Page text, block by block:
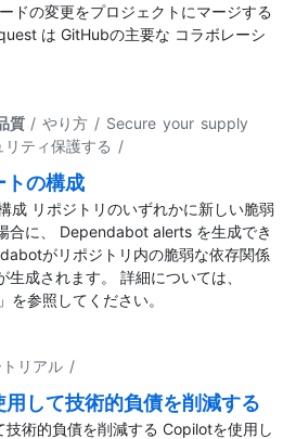
ドの変更をプロジェクトにマージする
は GitHubの主要な コラボレーシ
質 / やり方 / Secure your supply
ティ保護する /
の構成
成 リポジトリのいずれかに新しい脆弱
合に、 Dependabot alerts を生成でき
がリポジトリ内の脆弱な依存関係
成されます。 詳細については、
を参照してください。
リアル /
して技術的負債を削減する
術的負債を削減する Copilotを使用し